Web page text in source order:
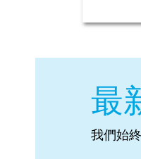
最
我們始